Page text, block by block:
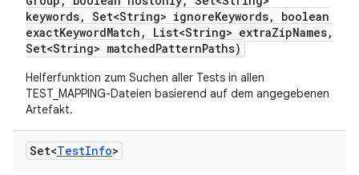
keywords, Set<String> ignoreKeywords,
boolean
exactKeywordMatch , List<String> extraZipNames,
Set<String> matchedPatternPaths)
Helferfunktion zum Suchen aller Tests in allen
TEST_MAPPING-Dateien basierend auf dem angegebenen
Artefakt.
Set<TestInfo>